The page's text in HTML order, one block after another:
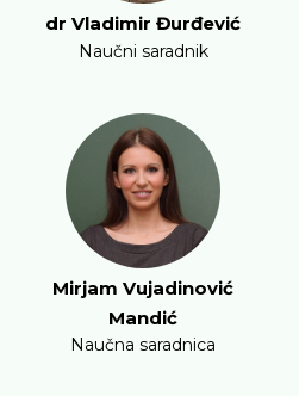
dr Vladimir Đurđević
Naučni saradnik
Mirjam Vujadinović
Mandić
Naučna saradnica